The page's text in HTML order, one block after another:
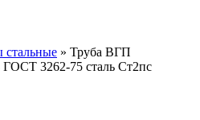
стальные » Труба ВГП
ГОСТ 3262-75 сталь Ст2пс